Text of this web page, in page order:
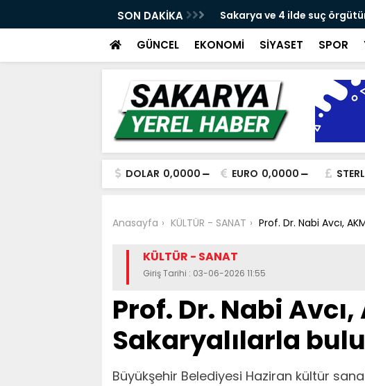
SON DAKİKA
Sakarya ve 4 ilde suç
yakalandı
GÜNCEL EKONOMİ SİYASET SPOR
DOLAR 0,0000 EURO 0,0000
Anasayfa KÜLTÜR - SANAT Prof. Dr. Nabi Avcı,
KÜLTÜR - SANAT
Giriş Tarihi : 03-06-2026 11:55
Prof. Dr. Nabi Avcı,
Sakaryalılarla
Büyükşehir Belediyesi Haziran kültür